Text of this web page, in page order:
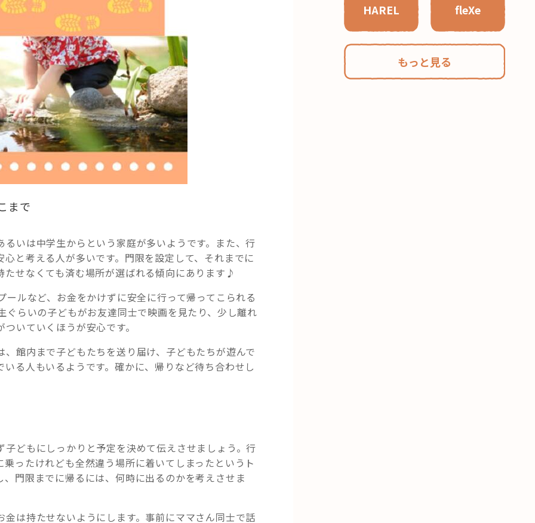
HAREL fleXe
もっと見る
まで
いは中学生からという家庭が多いようです。また、行
と考える人が多いです。門限を設定して、それまでに
せなくても済む場所が選ばれる傾向にあります♪
ルなど、お金をかけずに安全に行って帰ってこられる
らいの子どもがお友達同士で映画を見たり、少し離れ
いていくほうが安心です。
館内まで子どもたちを送り届け、子どもたちが遊んで
る人もいるようです。確かに、帰りなど待ち合わせし
どもにしっかりと予定を決めて伝えさせましょう。行
ったけれども全然違う場所に着いてしまったというト
門限までに帰るには、何時に出るのかを考えさせま
は持たせないようにします。事前にママさん同士で話